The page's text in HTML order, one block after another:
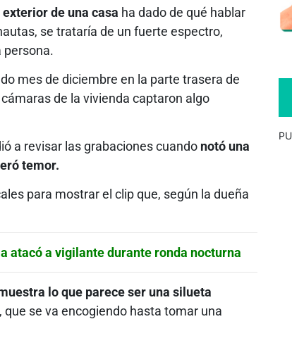
de una casa ha dado de qué hablar
se trataría de un fuerte espectro,
persona.
mes de diciembre en la parte trasera de
de la vivienda captaron algo
a revisar las grabaciones cuando notó una
temor.
para mostrar el clip que, según la dueña
atacó a vigilante durante ronda nocturna
lo que parece ser una silueta
que se va encogiendo hasta tomar una